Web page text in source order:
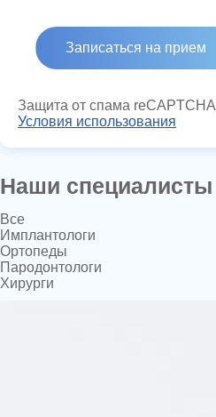
Защита от спама reCAPTCHA
Условия использования
Наши специалисты
Все
Имплантологи
Ортопеды
Пародонтологи
Хирурги